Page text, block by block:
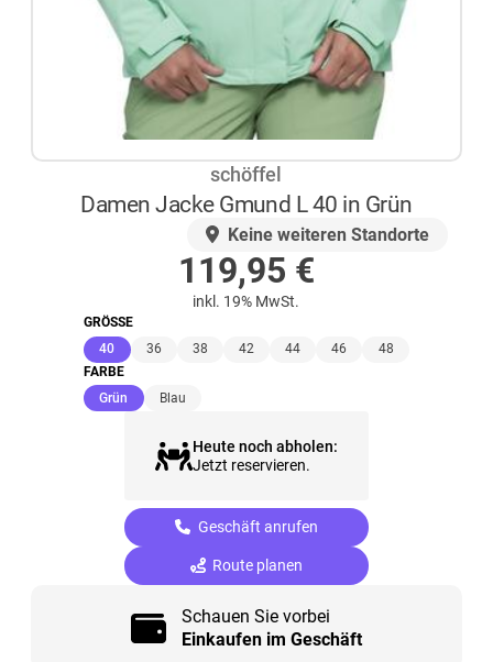
schöffel
Damen Jacke Gmund L 40 in Grün
Keine weiteren Standorte
119,95 €
inkl. 19% MwSt.
GRÖSSE
40(ausgewählt)
36 38 42 44 46
48
FARBE
Grün (ausgewählt)
Blau
Heute noch abholen:
Jetzt reservieren.
Geschäft anrufen
Route planen
Schauen Sie vorbei
Einkaufen im Geschäft